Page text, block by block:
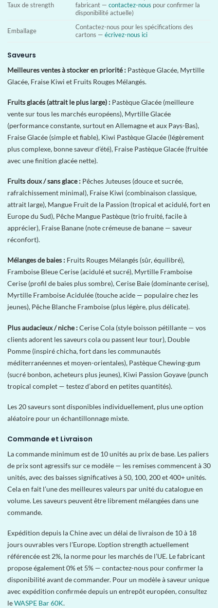
Taux de strength
fabricant —contactez-nous pour confirmer la
disponibilité actuelle)
Emballage
Contactez-nous pour les spécifications des
cartons —écrivez-nous ici
Saveurs
Meilleures ventes à stocker en priorité : Pastèque Glacée, Myrtille
Glacée, Fraise Kiwi et Fruits Rouges Mélangés.
Fruits glacés (attrait le plus large) : Pastèque Glacée (meilleure
vente sur tous les marchés européens), Myrtille Glacée
(performance constante, surtout en Allemagne et aux Pays-Bas),
Fraise Glacée (simple et fiable), Kiwi Pastèque Glacée (légèrement
plus complexe, bonne saveur d’été), Fraise Pastèque Glacée (fruitée
avec une finition glacée nette).
Fruits doux / sans glace : Pêches Juteuses (douce et sucrée,
rafraîchissement minimal), Fraise Kiwi (combinaison classique,
attrait large), Mangue Fruit de la Passion (tropical et acidulé, fort en
Europe du Sud), Pêche Mangue Pastèque (trio fruité, facile à
apprécier), Fraise Banane (note crémeuse de banane — saveur
réconfort).
Mélanges de baies : Fruits Rouges Mélangés (sûr, équilibré),
Framboise Bleue Cerise (acidulé et sucré), Myrtille Framboise
Cerise (profil de baies plus sombre), Cerise Baie (dominante cerise),
Myrtille Framboise Acidulée (touche acide — populaire chez les
jeunes), Pêche Blanche Framboise (plus légère, plus délicate).
Plus audacieux / niche :Cerise Cola (style boisson pétillante — vos
clients adorent les saveurs cola ou passent leur tour), Double
Pomme (inspiré chicha, fort dans les communautés
méditerranéennes et moyen-orientales), Pastèque Chewing-gum
(sucré bonbon, acheteurs plus jeunes), Kiwi Passion Goyave (punch
tropical complet — testez d’abord en petites quantités).
Les 20 saveurs sont disponibles individuellement, plus une option
aléatoire pour un échantillonnage mixte.
Commande et Livraison
La commande minimum est de 10 unités au prix de base. Les paliers
de prix sont agressifs sur ce modèle — les remises commencent à 30
unités, avec des baisses significatives à 50, 100, 200 et 400+ unités.
Cela en fait l’une des meilleures valeurs par unité du catalogue en
volume. Les saveurs peuvent être librement mélangées dans une
commande.
Expédition depuis la Chine avec un délai de livraison de 10 à 18
jours ouvrables vers l’Europe. L’option strength actuellement
référencée est 2%, la norme pour les marchés de l’UE. Le fabricant
propose également 0% et 5% — contactez-nous pour confirmer la
disponibilité avant de commander. Pour un modèle à saveur unique
avec expédition confirmée depuis un entrepôt européen, consultez
leWASPE Bar 60K.